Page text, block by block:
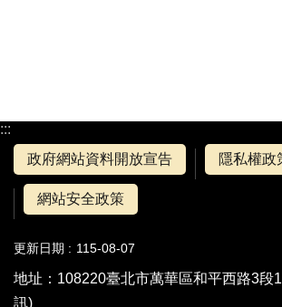
:::
政府網站資料開放宣告
隱私權政
網站安全政策
更新日期 115-08-07
地址：108220臺北市萬華區和平西路3段
訊)